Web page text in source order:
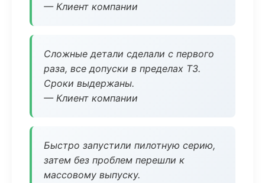
— Клиент компании
Сложные детали сделали с первого
раза, все допуски в пределах ТЗ.
Сроки выдержаны.
— Клиент компании
Быстро запустили пилотную серию,
затем без проблем перешли к
массовому выпуску.